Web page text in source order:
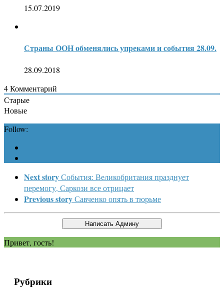
15.07.2019
Страны ООН обменялись упреками и события 28.09.
28.09.2018
4Комментарий
Старые
Новые
Follow:
Next storyСобытия: Великобритания празднует
перемогу, Саркози все отрицает
Previous storyСавченко опять в тюрьме
Привет, гость!
Рубрики